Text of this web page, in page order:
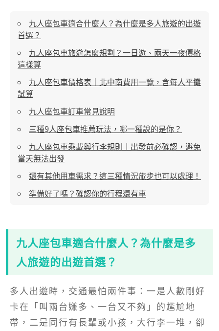
九人座包車適合什麼人？為什麼是多人旅遊的出遊
首選？
九人座包車旅遊怎麼規劃？一日遊、兩天一夜價格
這樣算
九人座包車價格表｜北中南費用一覽，含每人平攤
試算
九人座包車訂車常見說明
三種9人座包車推薦玩法，哪一種說的是你？
九人座包車乘載與行李規則｜出發前必確認，避免
當天無法出發
還有其他用車需求？這三種情況旅步也可以處理！
準備好了嗎？確認你的行程還有車
九人座包車適合什麼人？為什麼是多
人旅遊的出遊首選？
多人出遊時，交通最怕兩件事：一是人數剛好
卡在「叫兩台嫌多、一台又不夠」的尷尬地
帶，二是同行有長輩或小孩，大行李一堆，卻